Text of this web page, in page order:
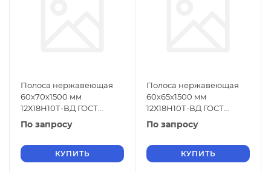
Полоса нержавеющая
60х70х1500 мм
12Х18Н10Т-ВД ГОСТ
18968-73
По запросу
КУПИТЬ
Полоса нержавеющая
60х65х1500 мм
12Х18Н10Т-ВД ГОСТ
18968-73
По запросу
КУПИТЬ